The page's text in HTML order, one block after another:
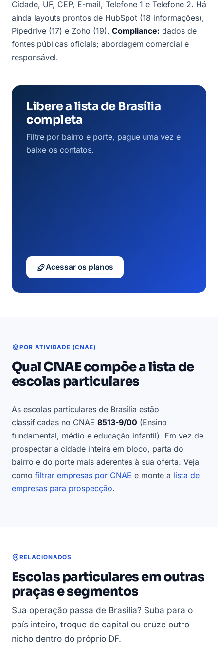
Cidade, UF, CEP, E-mail, Telefone 1 e Telefone 2. Há
ainda layouts prontos de HubSpot (18 informações),
Pipedrive (17) e Zoho (19). Compliance: dados de
fontes públicas oficiais; abordagem comercial e
responsável.
Libere a lista de Brasília
completa
Filtre por bairro e porte, pague uma vez e
baixe os contatos.
Acessar os planos
POR ATIVIDADE (CNAE)
Qual CNAE compõe a lista de
escolas particulares
As escolas particulares de Brasília estão
classificadas no CNAE 8513-9/00 (Ensino
fundamental, médio e educação infantil). Em vez de
prospectar a cidade inteira em bloco, parta do
bairro e do porte mais aderentes à sua oferta. Veja
como filtrar empresas por CNAE e monte a lista de
empresas para prospecção.
RELACIONADOS
Escolas particulares em outras
praças e segmentos
Sua operação passa de Brasília? Suba para o
país inteiro, troque de capital ou cruze outro
nicho dentro do próprio DF.